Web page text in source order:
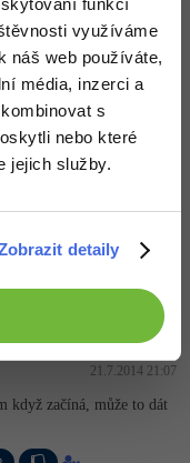
využíváme
náš web používáte,
média, inzerci a
s
nebo které
jejich služby.
detaily
nějak začínal. Beru, že
s kritikou počítat a pro
bannerem je
21.7.2014 21:07
když začíná, může to dát